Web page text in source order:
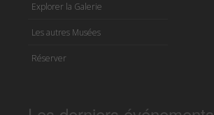
Explorer la Galerie
Les autres Musées
Réserver